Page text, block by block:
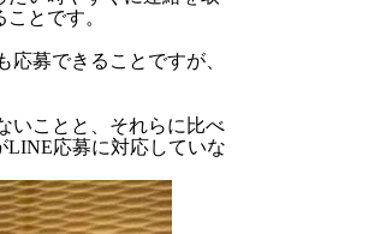
とです。
募できることですが、
いことと、それらに比べ
LINE応募に対応していな